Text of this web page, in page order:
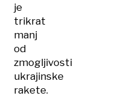
je
trikrat
manj
od
zmogljivosti
ukrajinske
rakete.